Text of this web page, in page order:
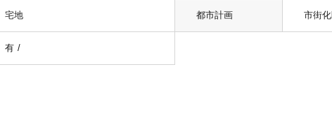
宅地 都市計画 市街
有 /